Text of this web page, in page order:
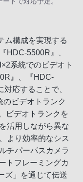
ム構成を実現する
HDC-5500R』、
系統でのビデオト
』、『HDC-
応することで、
ビデオトランク
ビデオトランクを
活用しながら異な
より効率的なシス
チパーパスカメラ
トフレーミングカ
ズ」を通じて伝送